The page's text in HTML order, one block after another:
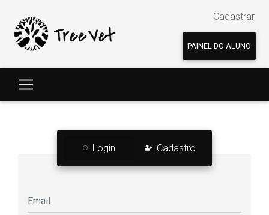
Cadastrar
PAINEL DO ALUNO
Login Cadastro